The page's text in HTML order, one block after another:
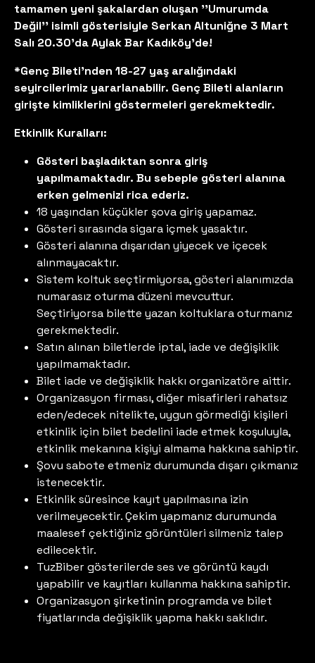
tamamen yeni şakalardan oluşan ''Umurumda
Değil'' isimli gösterisiyle Serkan Altuniğne 3 Mart
Salı 20.30'da Aylak Bar Kadıköy’de!
*Genç Bileti'nden 18-27 yaş aralığındaki
seyircilerimiz yararlanabilir. Genç Bileti alanların
girişte kimliklerini göstermeleri gerekmektedir.
Etkinlik Kuralları:
Gösteri başladıktan sonra giriş
yapılmamaktadır. Bu sebeple gösteri alanına
erken gelmenizi rica ederiz.
18 yaşından küçükler şova giriş yapamaz.
Gösteri sırasında sigara içmek yasaktır.
Gösteri alanına dışarıdan yiyecek ve içecek
alınmayacaktır.
Sistem koltuk seçtirmiyorsa, gösteri alanımızda
numarasız oturma düzeni mevcuttur.
Seçtiriyorsa bilette yazan koltuklara oturmanız
gerekmektedir.
Satın alınan biletlerde iptal, iade ve değişiklik
yapılmamaktadır.
Bilet iade ve değişiklik hakkı organizatöre aittir.
Organizasyon firması, diğer misafirleri rahatsız
eden/edecek nitelikte, uygun görmediği kişileri
etkinlik için bilet bedelini iade etmek koşuluyla,
etkinlik mekanına kişiyi almama hakkına sahiptir.
Şovu sabote etmeniz durumunda dışarı çıkmanız
istenecektir.
Etkinlik süresince kayıt yapılmasına izin
verilmeyecektir. Çekim yapmanız durumunda
maalesef çektiğiniz görüntüleri silmeniz talep
edilecektir.
TuzBiber gösterilerde ses ve görüntü kaydı
yapabilir ve kayıtları kullanma hakkına sahiptir.
Organizasyon şirketinin programda ve bilet
fiyatlarında değişiklik yapma hakkı saklıdır.